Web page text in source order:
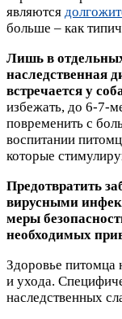
являются
больше – как
Лишь в
наследственная
встречается у
избежать, до 6-7-
повременить с
воспитании
которые
Предотвратить
вирусными
меры
необходимых
Здоровье питомца
и ухода.
наследственных